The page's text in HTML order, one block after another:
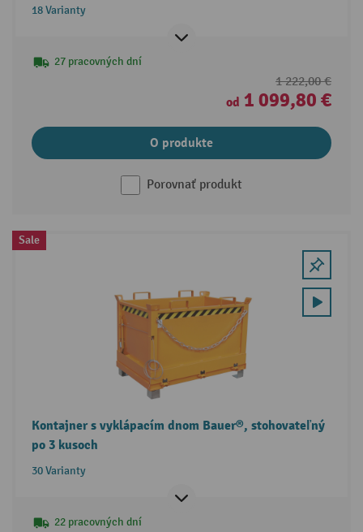
18 Varianty
27 pracovných dní
1 222,00 €
od 1 099,80 €
O produkte
Porovnať produkt
Sale
Kontajner s vyklápacím dnom Bauer®, stohovateľný
po 3 kusoch
30 Varianty
22 pracovných dní